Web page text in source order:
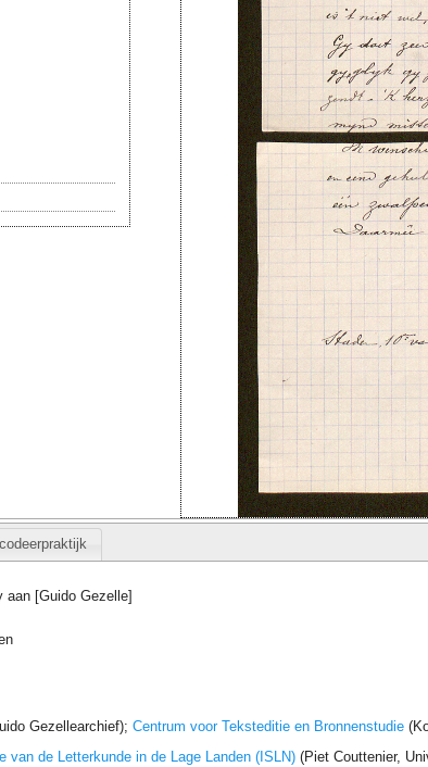
aan [Guido Gezelle]
Gezellearchief);Centrum voor Teksteditie en Bronnenstudie
van de Letterkunde in de Lage Landen (ISLN) (Piet Couttenier,